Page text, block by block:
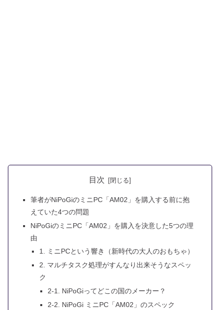
目次
筆者がNiPoGiのミニPC「AM02」を購入する前に抱
えていた4つの問題
NiPoGiのミニPC「AM02」を購入を決意した5つの理
由
1. ミニPCという響き（新時代の大人のおもちゃ）
2. マルチタスク処理がすんなり出来そうなスペッ
ク
2-1. NiPoGiってどこの国のメーカー？
2-2. NiPoGi ミニPC「AM02」のスペック